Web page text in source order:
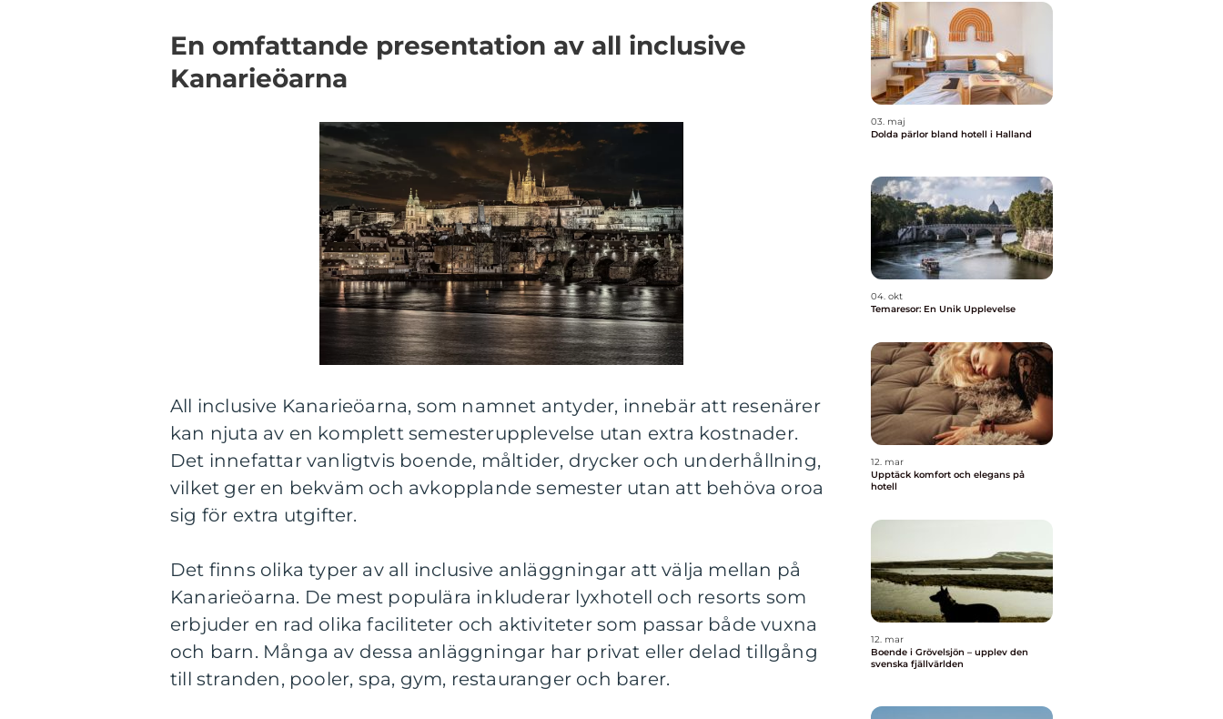
En omfattande presentation av all inclusive
Kanarieöarna
All inclusive Kanarieöarna, som namnet antyder, innebär att resenärer
kan njuta av en komplett semesterupplevelse utan extra kostnader.
Det innefattar vanligtvis boende, måltider, drycker och underhållning,
vilket ger en bekväm och avkopplande semester utan att behöva oroa
sig för extra utgifter.
Det finns olika typer av all inclusive anläggningar att välja mellan på
Kanarieöarna. De mest populära inkluderar lyxhotell och resorts som
erbjuder en rad olika faciliteter och aktiviteter som passar både vuxna
och barn. Många av dessa anläggningar har privat eller delad tillgång
till stranden, pooler, spa, gym, restauranger och barer.
03. maj
Dolda pärlor bland hotell i Halland
04. okt
Temaresor: En Unik Upplevelse
12. mar
Upptäck komfort och elegans på
hotell
12. mar
Boende i Grövelsjön – upplev den
svenska fjällvärlden